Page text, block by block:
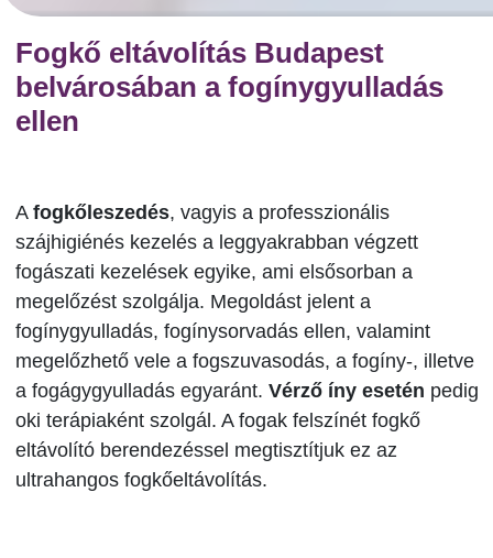
Fogkő eltávolítás Budapest
belvárosában a fogínygyulladás
ellen
A fogkőleszedés, vagyis a professzionális
szájhigiénés kezelés a leggyakrabban végzett
fogászati kezelések egyike, ami elsősorban a
megelőzést szolgálja. Megoldást jelent a
fogínygyulladás, fogínysorvadás ellen, valamint
megelőzhető vele a fogszuvasodás, a fogíny-, illetve
a fogágygyulladás egyaránt. Vérző íny esetén pedig
oki terápiaként szolgál. A fogak felszínét fogkő
eltávolító berendezéssel megtisztítjuk ez az
ultrahangos fogkőeltávolítás.